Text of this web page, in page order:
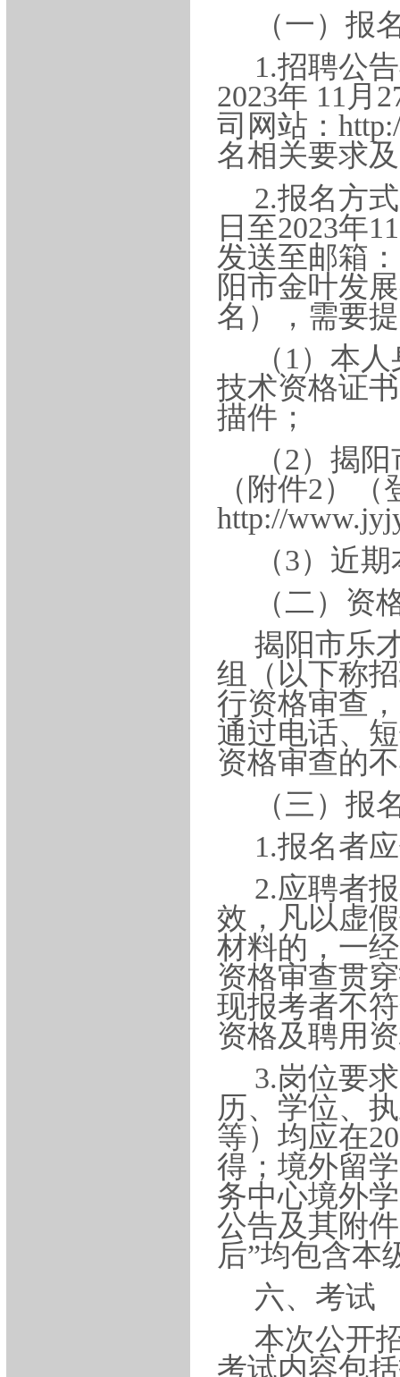
（一）报
1.招聘公
2023年 11月
司网站：
名相关要求
2.报名方
日至2023年
发送至邮箱
阳市金叶发
名），需要
（ 1）本
技术资格证
描件；
（2）揭
（附件2）
http://
（3）近
（二）资
揭阳市乐
组（以下称
行资格审查
通过电话、
资格审查的
（三）报
1.报名者
2.应聘者
效，凡以虚
材料的，一
资格审查贯
现报考者不
资格及聘用
3.岗位要
历、学位、
等）均应在
得；境外留
务中心境外
公告及其附
后”均包含本
六、考试
本次公开
考试内容包